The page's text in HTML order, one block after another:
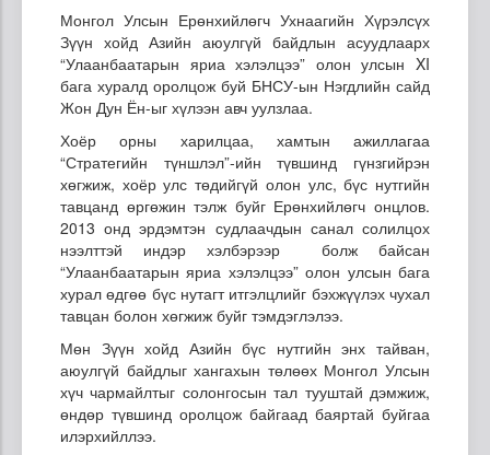
Монгол Улсын Ерөнхийлөгч Ухнаагийн Хүрэлсүх
Зүүн хойд Азийн аюулгүй байдлын асуудлаарх
“Улаанбаатарын яриа хэлэлцээ” олон улсын XI
бага хуралд оролцож буй БНСУ-ын Нэгдлийн сайд
Жон Дун Ён-ыг хүлээн авч уулзлаа.
Хоёр орны харилцаа, хамтын ажиллагаа
“Стратегийн түншлэл”-ийн түвшинд гүнзгийрэн
хөгжиж, хоёр улс төдийгүй олон улс, бүс нутгийн
тавцанд өргөжин тэлж буйг Ерөнхийлөгч онцлов.
2013 онд эрдэмтэн судлаачдын санал солилцох
нээлттэй индэр хэлбэрээр болж байсан
“Улаанбаатарын яриа хэлэлцээ” олон улсын бага
хурал өдгөө бүс нутагт итгэлцлийг бэхжүүлэх чухал
тавцан болон хөгжиж буйг тэмдэглэлээ.
Мөн Зүүн хойд Азийн бүс нутгийн энх тайван,
аюулгүй байдлыг хангахын төлөөх Монгол Улсын
хүч чармайлтыг солонгосын тал тууштай дэмжиж,
өндөр түвшинд оролцож байгаад баяртай буйгаа
илэрхийллээ.